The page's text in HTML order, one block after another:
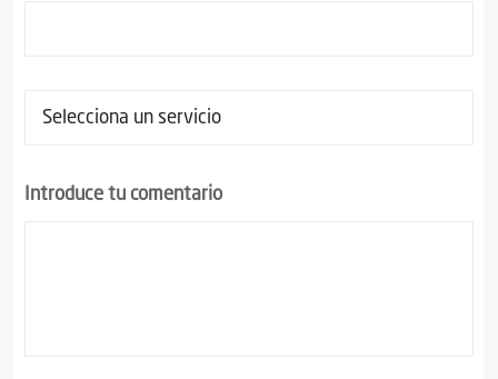
Introduce tu comentario